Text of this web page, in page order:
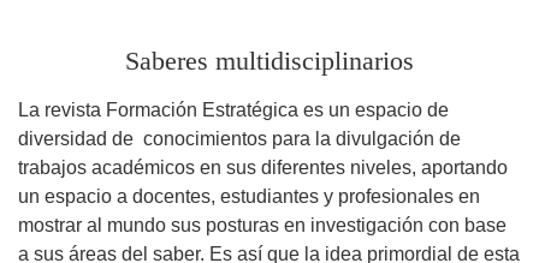
Saberes multidisciplinarios
La revista Formación Estratégica es un espacio de
diversidad de conocimientos para la divulgación de
trabajos académicos en sus diferentes niveles, aportando
un espacio a docentes, estudiantes y profesionales en
mostrar al mundo sus posturas en investigación con base
a sus áreas del saber. Es así que la idea primordial de esta